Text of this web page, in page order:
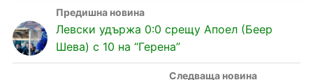
Левски удържа 0:0 срещу Апоел (Беер
Шева) с 10 на “Герена”